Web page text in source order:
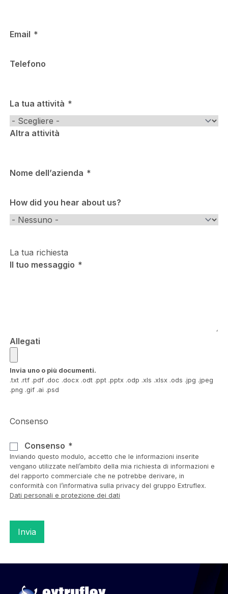
Email
Telefono
La tua attività
Altra attività
Nome dell’azienda
How did you hear about us?
How
hear
about
La tua richiesta
Il tuo messaggio
Allegati
Invia uno o più documenti.
.txt .rtf .pdf .doc .docx .odt .ppt .pptx .odp .xls .xlsx .ods .jpg .jpeg
.png .gif .ai .psd
Consenso
Consenso
Inviando questo modulo, accetto che le informazioni inserite
vengano utilizzate nell’ambito della mia richiesta di informazioni e
del rapporto commerciale che ne potrebbe derivare, in
conformità con l’informativa sulla privacy del gruppo Extruflex.
Dati personali e protezione dei dati